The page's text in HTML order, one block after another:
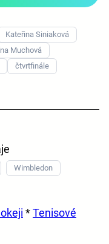
Kateřina Siniaková
Muchová
čtvrtfinále
Wimbledon
*Tenisové